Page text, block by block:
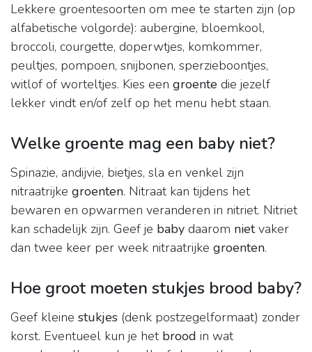
Lekkere groentesoorten om mee te starten zijn (op
alfabetische volgorde): aubergine, bloemkool,
broccoli, courgette, doperwtjes, komkommer,
peultjes, pompoen, snijbonen, sperzieboontjes,
witlof of worteltjes. Kies een groente die jezelf
lekker vindt en/of zelf op het menu hebt staan.
Welke groente mag een baby niet?
Spinazie, andijvie, bietjes, sla en venkel zijn
nitraatrijke groenten. Nitraat kan tijdens het
bewaren en opwarmen veranderen in nitriet. Nitriet
kan schadelijk zijn. Geef je baby daarom nietvaker
dan twee keer per week nitraatrijke groenten.
Hoe groot moeten stukjes brood baby?
Geef kleine stukjes (denk postzegelformaat) zonder
korst. Eventueel kun je het brood in wat